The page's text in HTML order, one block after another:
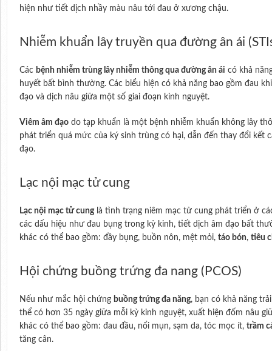
hiện như tiết dịch nhầy màu nâu tới đau ở xương chậu.
Nhiễm khuẩn lây truyền qua đường ân ái
Các bệnh nhiễm trùng lây nhiễm thông qua đường ân ái có khả
huyết bất bình thường. Các biểu hiện có khả năng bao gồm đau
đạo và dịch nâu giữa một số giai đoạn kinh nguyệt.
Viêm âm đạodo tạp khuẩn là một bệnh nhiễm khuẩn không lây
phát triển quá mức của ký sinh trùng có hại, dẫn đến thay đổi kết
đạo.
Lạc nội mạc tử cung
Lạc nội mạc tử cunglà tình trạng niêm mạc tử cung phát triển ở
các dấu hiệu như đau bụng trong kỳ kinh, tiết dịch âm đạo bất
khác có thể bao gồm: đầy bụng, buồn nôn, mệt mỏi, táo bón, tiêu
Hội chứng buồng trứng đa nang (PCOS)
Nếu như mắc hội chứng buồng trứng đa năng, bạn có khả năng
thể có hơn 35 ngày giữa mỗi kỳ kinh nguyệt, xuất hiện đốm nâu
khác có thể bao gồm: đau đầu, nổi mụn, sạm da, tóc mọc ít, trầm
tăng cân.